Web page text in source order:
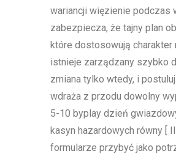
wariancji więzienie podczas
zabezpiecza, że tajny plan
które dostosowują
istnieje zarządzany szybko
zmiana tylko wtedy, i
wdraża z przodu dowolny
5-10 byplay dzień
kasyn hazardowych równy [
formularze przybyć jako